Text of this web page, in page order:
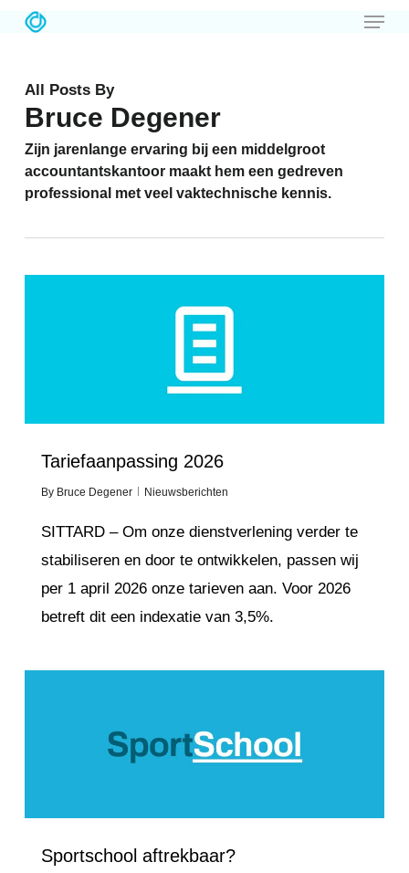
Skip
content
Menu
All Posts By
Bruce Degener
Zijn jarenlange ervaring bij een middelgroot
accountantskantoor maakt hem een gedreven
professional met veel vaktechnische kennis.
Tariefaanpassing 2026
By Bruce Degener Nieuwsberichten
SITTARD – Om onze dienstverlening verder te
stabiliseren en door te ontwikkelen, passen wij
per 1 april 2026 onze tarieven aan. Voor 2026
betreft dit een indexatie van 3,5%.
Sportschool aftrekbaar?